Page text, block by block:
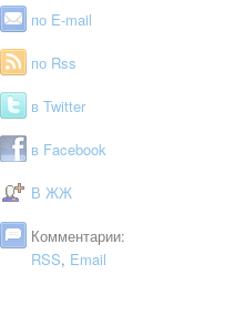
по E-mail
по Rss
в Twitter
в Facebook
В ЖЖ
Комментарии:
RSS, Email